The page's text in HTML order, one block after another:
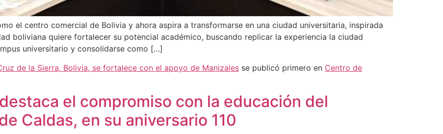
el centro comercial de Bolivia y ahora aspira a transformarse en una ciudad universitaria, inspirada
boliviana quiere fortalecer su potencial académico, buscando replicar la experiencia la ciudad
universitario y consolidarse como […]
de la Sierra, Bolivia, se fortalece con el apoyo de Manizales se publicó primero en Centro de
el compromiso con la educación del
Caldas, en su aniversario 110